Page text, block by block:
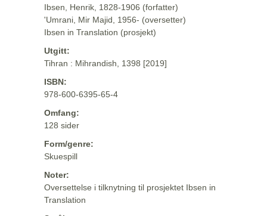
Ibsen, Henrik, 1828-1906 (forfatter)
'Umrani, Mir Majid, 1956- (oversetter)
Ibsen in Translation (prosjekt)
Utgitt:
Tihran : Mihrandish, 1398 [2019]
ISBN:
978-600-6395-65-4
Omfang:
128 sider
Form/genre:
Skuespill
Noter:
Oversettelse i tilknytning til prosjektet Ibsen in
Translation